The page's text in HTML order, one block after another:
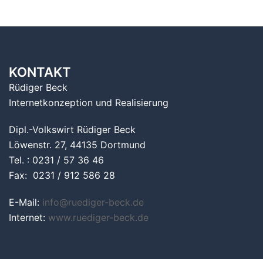
KONTAKT
Rüdiger Beck
Internetkonzeption und Realisierung
Dipl.-Volkswirt Rüdiger Beck
Löwenstr. 27, 44135 Dortmund
Tel. : 0231 / 57 36 46
Fax: 0231 / 912 586 28
E-Mail: info@ruediger-beck.de
Internet: www.ruediger-beck.de